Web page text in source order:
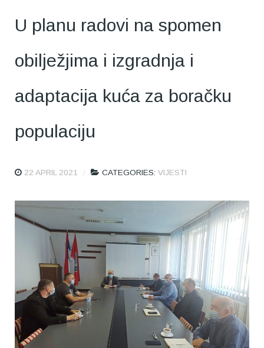
U planu radovi na spomen
obilježjima i izgradnja i
adaptacija kuća za boračku
populaciju
22 APRIL 2021 CATEGORIES: VIJESTI